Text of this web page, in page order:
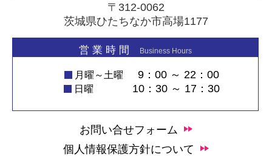
〒312-0062
茨城県ひたちなか市高場1177
営 業 時 間 Business Hours
月曜～土曜 9：00 ～ 22：00
日曜 10：30 ～ 17：30
お問い合せフォーム
個人情報保護方針について